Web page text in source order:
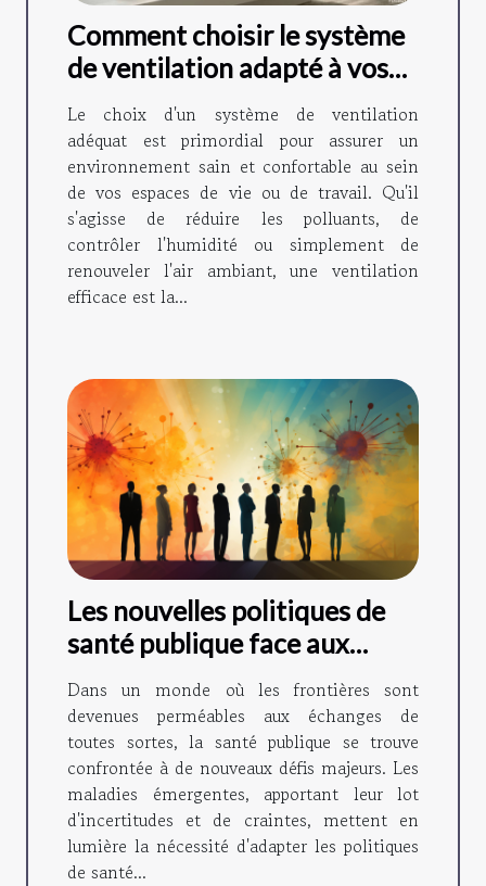
Comment choisir le système
de ventilation adapté à vos
besoins
Le choix d'un système de ventilation
adéquat est primordial pour assurer un
environnement sain et confortable au sein
de vos espaces de vie ou de travail. Qu'il
s'agisse de réduire les polluants, de
contrôler l'humidité ou simplement de
renouveler l'air ambiant, une ventilation
efficace est la...
Les nouvelles politiques de
santé publique face aux
maladies émergentes
Dans un monde où les frontières sont
devenues perméables aux échanges de
toutes sortes, la santé publique se trouve
confrontée à de nouveaux défis majeurs. Les
maladies émergentes, apportant leur lot
d'incertitudes et de craintes, mettent en
lumière la nécessité d'adapter les politiques
de santé...